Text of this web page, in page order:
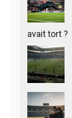
avait tort ?